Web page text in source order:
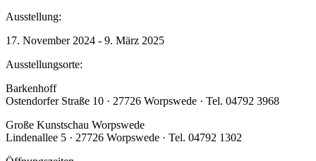
Ausstellung:
17. November 2024 - 9. März 2025
Ausstellungsorte:
Barkenhoff
Ostendorfer Straße 10 · 27726 Worpswede · Tel. 04792 3968
Große Kunstschau Worpswede
Lindenallee 5 · 27726 Worpswede · Tel. 04792 1302